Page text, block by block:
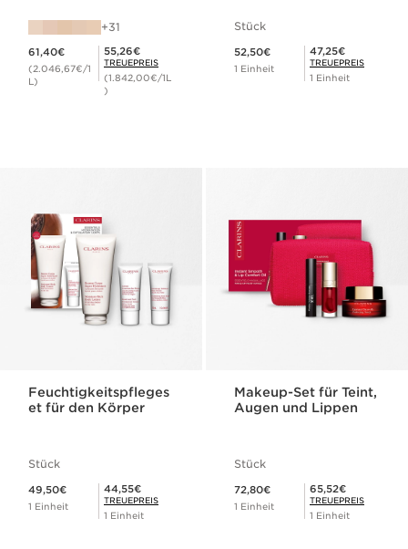
31
61,40€
(2.046,67€/1
L)
Mitgliederpreis 55,26€
55,26€
TREUEPREIS
(1.842,00€/1L
)
Stück
52,50€
1 Einheit
Mitgliederpreis 47,25€
47,25€
TREUEPREIS
1 Einheit
Feuchtigkeitspfleges
et für den Körper
Stück
49,50€
1 Einheit
Mitgliederpreis 44,55€
44,55€
TREUEPREIS
1 Einheit
Makeup-Set für Teint,
Augen und Lippen
Stück
72,80€
1 Einheit
Mitgliederpreis 65,52€
65,52€
TREUEPREIS
1 Einheit